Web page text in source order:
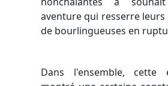
aventure qui resserre
de bourlingueuses en
Dans l'ensemble, cette